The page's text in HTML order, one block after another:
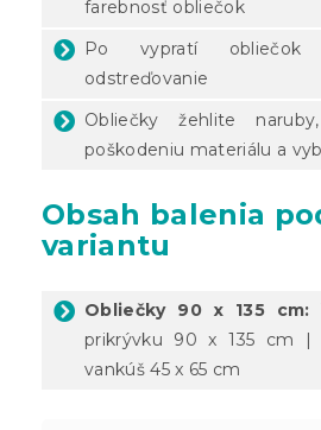
farebnosť obliečok
Po vypratí obliečok
odstreďovanie
Obliečky žehlite
poškodeniu materiálu a
Obsah balenia
variantu
Obliečky 90 x 135 cm:
prikrývku 90 x 135 cm |
vankúš 45 x 65 cm